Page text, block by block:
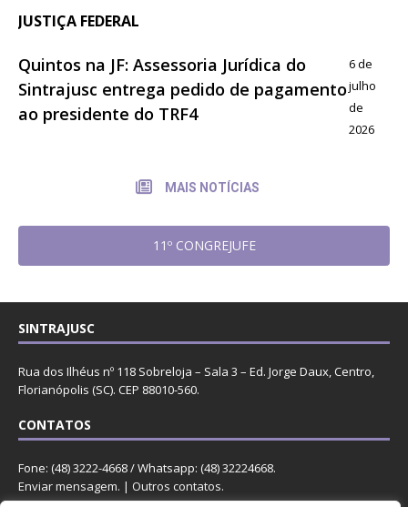
JUSTIÇA FEDERAL
Quintos na JF: Assessoria Jurídica do
Sintrajusc entrega pedido de pagamento
ao presidente do TRF4
6 de
julho
de
2026
MAIS NOTÍCIAS
11º CONGREJUFE
SINTRAJUSC
Rua dos Ilhéus nº 118 Sobreloja – Sala 3 – Ed. Jorge Daux, Centro,
Florianópolis (SC). CEP 88010-560.
CONTATOS
Fone: (48) 3222-4668 / Whatsapp: (48) 32224668.
Enviar mensagem. | Outros contatos.